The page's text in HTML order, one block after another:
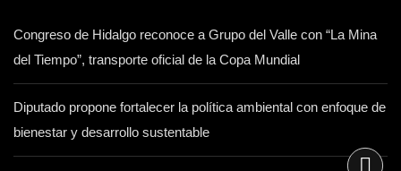
Congreso de Hidalgo reconoce a Grupo del Valle con “La Mina
del Tiempo”, transporte oficial de la Copa Mundial
Diputado propone fortalecer la política ambiental con enfoque de
bienestar y desarrollo sustentable